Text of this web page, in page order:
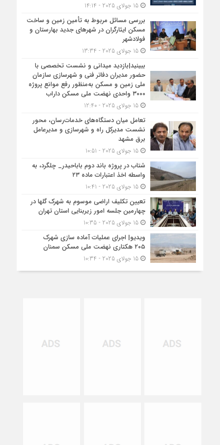
15 جولای 2025 - 14:14
بررسی مسائل مربوط به تأمین زمین و ساخت
مسکن ایثارگران در شهرهای جدید بهارستان و
فولادشهر
15 جولای 2025 - 13:34
ببینید|بازدید میدانی و نشست تخصصی با
حضور مدیران دفاتر فنی و شهرسازی سازمان
ملی زمین و مسکن به‌منظور رفع موانع پروژه
۳۰۰۰ واحدی نهضت ملی مسکن داراب
15 جولای 2025 - 12:40
تعامل میان دستگاه‌های خدمات‌رسان، محور
نشست مدیرکل راه و شهرسازی و مدیرعامل
برق مشهد
15 جولای 2025 - 10:51
شتاب در پروژه باند دوم باباحیدر_ چلگرد، به
واسطه اخذ اعتبارات ماده ۲۳
15 جولای 2025 - 10:41
تعیین تکلیف اراضی موسوم به شهرک گلها در
چهارمین جلسه امور زیربنایی استان تهران
15 جولای 2025 - 10:35
ویدیو| اجرای عملیات آماده سازی شهرک
۲۰۵ هکتاری نهضت ملی مسکن سمنان
15 جولای 2025 - 10:34